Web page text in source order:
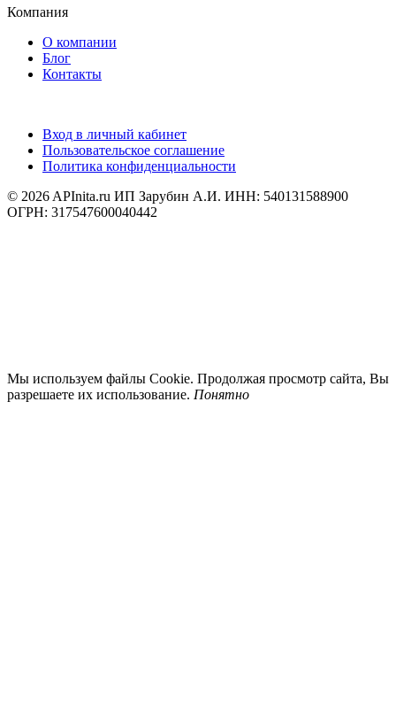
Компания
О компании
Блог
Контакты
Вход в личный кабинет
Пользовательское соглашение
Политика конфиденциальности
© 2026 APInita.ru ИП Зарубин А.И. ИНН: 540131588900
ОГРН: 317547600040442
Мы используем файлы Cookie. Продолжая просмотр сайта, Вы
разрешаете их использование. Понятно